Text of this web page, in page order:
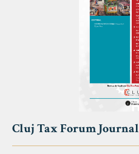
Cluj Tax Forum Journal